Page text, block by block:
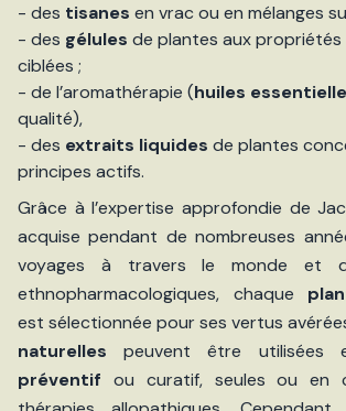
- des tisanes en vrac ou en mélanges
- des gélules de plantes aux
ciblées ;
- de l’aromathérapie (huiles
qualité),
- des extraits liquides de plantes
principes actifs.
Grâce à l’expertise approfondie de
acquise pendant de nombreuses
voyages à travers le monde et
ethnopharmacologiques, chaque
est sélectionnée pour ses vertus
naturelles peuvent être utilisées
préventif ou curatif, seules ou en